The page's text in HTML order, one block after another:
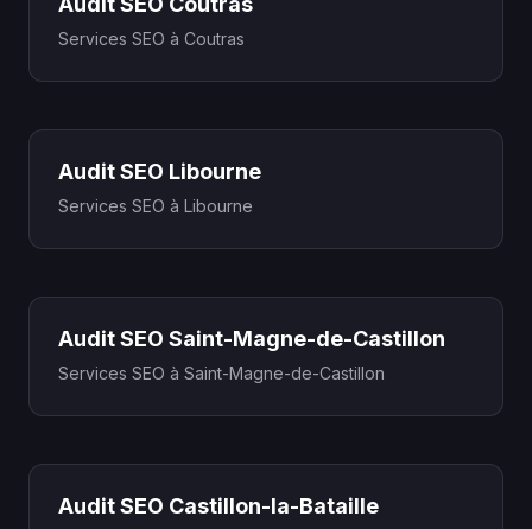
Services SEO à Coutras
Audit SEO Libourne
Services SEO à Libourne
Audit SEO Saint-Magne-de-Castillon
Services SEO à Saint-Magne-de-Castillon
Audit SEO Castillon-la-Bataille